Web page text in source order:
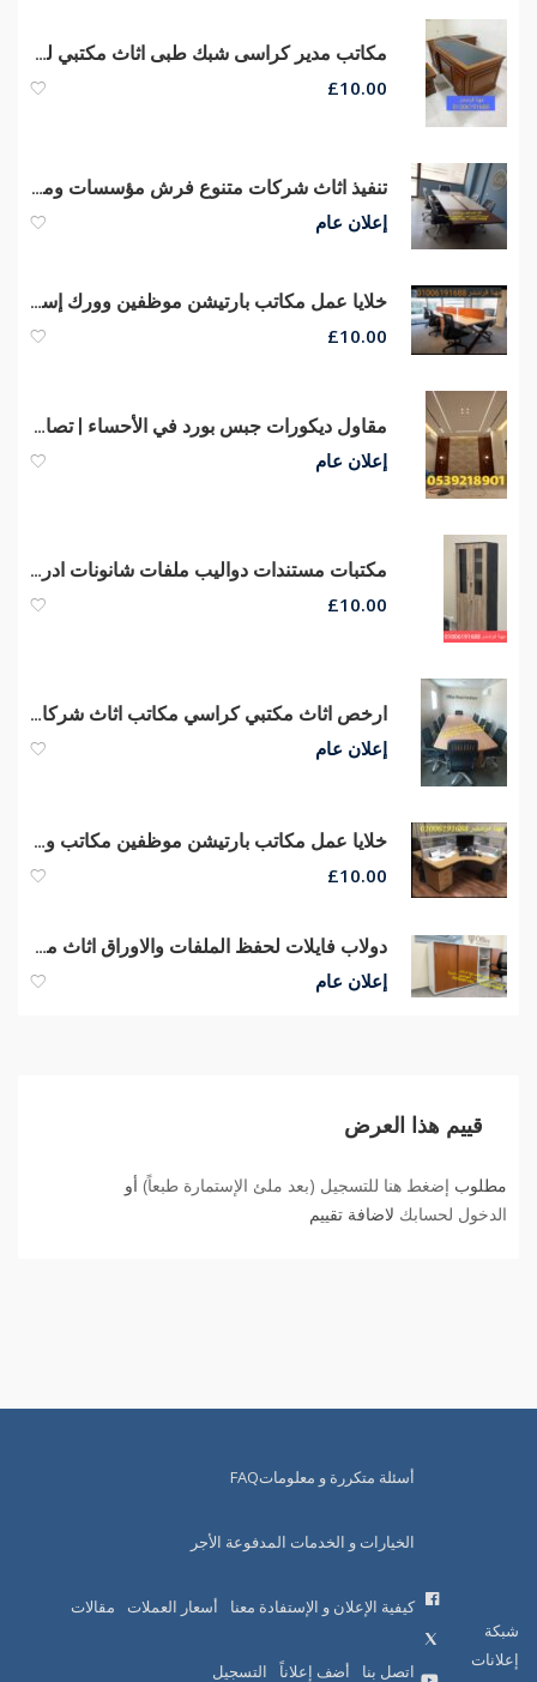
مكاتب مدير كراسى شبك طبى اثاث مكتبي للبيع فرش مكاتب مودرن أثاث شركات
£10.00
تنفيذ اثاث شركات متنوع فرش مؤسسات ومقرات اثاث مكتبي متكامل
إعلان عام
خلايا عمل مكاتب بارتيشن موظفين وورك إستيشن مكاتب موظفين
£10.00
مقاول ديكورات جبس بورد في الأحساء | تصاميم جبس بورد مودرن 0539218901
إعلان عام
مكتبات مستندات دواليب ملفات شانونات ادراج مكاتب مودرن
£10.00
ارخص اثاث مكتبي كراسي مكاتب اثاث شركات اثاث مكتبي مصرى و مستورد
إعلان عام
خلايا عمل مكاتب بارتيشن موظفين مكاتب وورك إستيشن مكاتب موظفين
£10.00
دولاب فايلات لحفظ الملفات والاوراق اثاث مكتبي للشركات اثاث مكاتب
إعلان عام
قييم هذا العرض
مطلوب إضغط هنا للتسجيل (بعد ملئ الإستمارة طبعاً) أو
الدخول لحسابك لاضافة تقييم
شبكة
إعلانات
أسئلة متكررة و معلوماتFAQ
الخيارات و الخدمات المدفوعة الأجر
كيفية الإعلان و الإستفادة معنا أسعار العملات مقالات
اتصل بنا أضف إعلاناً التسجيل